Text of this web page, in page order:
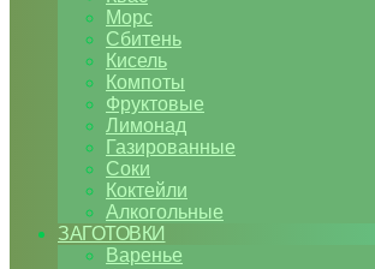
Морс
Сбитень
Кисель
Компоты
Фруктовые
Лимонад
Газированные
Соки
Коктейли
Алкогольные
ЗАГОТОВКИ
Варенье